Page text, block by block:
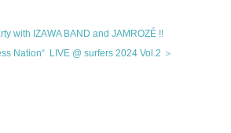
with IZAWA BAND and JAMROZÉ !!
Nation“ LIVE @ surfers 2024 Vol.2 ＞